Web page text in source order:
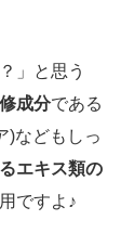
」と思う
成分である
)などもしっ
エキス類の
ですよ♪